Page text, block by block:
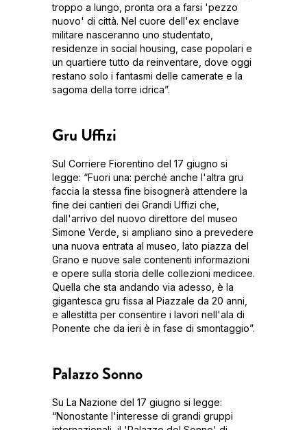
troppo a lungo, pronta ora a farsi 'pezzo
nuovo' di città. Nel cuore dell'ex enclave
militare nasceranno uno studentato,
residenze in social housing, case popolari e
un quartiere tutto da reinventare, dove oggi
restano solo i fantasmi delle camerate e la
sagoma della torre idrica”.
Gru Uffizi
Sul Corriere Fiorentino del 17 giugno si
legge: “Fuori una: perché anche l'altra gru
faccia la stessa fine bisognerà attendere la
fine dei cantieri dei Grandi Uffizi che,
dall'arrivo del nuovo direttore del museo
Simone Verde, si ampliano sino a prevedere
una nuova entrata al museo, lato piazza del
Grano e nuove sale contenenti informazioni
e opere sulla storia delle collezioni medicee.
Quella che sta andando via adesso, è la
gigantesca gru fissa al Piazzale da 20 anni,
e allestitta per consentire i lavori nell'ala di
Ponente che da ieri è in fase di smontaggio”.
Palazzo Sonno
Su La Nazione del 17 giugno si legge:
“Nonostante l'interesse di grandi gruppi